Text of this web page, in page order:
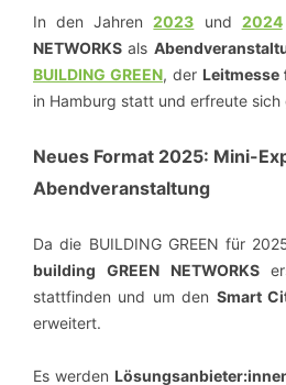
In den Jahren2023 und 2024
NETWORKS als
BUILDING GREEN, der Leitmesse
in Hamburg statt und erfreute sich
Neues Format 2025: Mini-
Abendveranstaltung
Da die BUILDING GREEN für
building GREEN NETWORKS
stattfinden und um den Smart
erweitert.
Es werden